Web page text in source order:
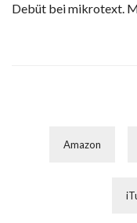
Debüt bei mikrotext.
Amazon